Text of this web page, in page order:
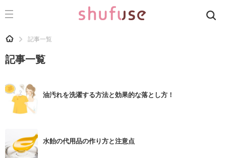
CATEGORY 記事カテゴリ
洗濯
生活の知恵
掃除
HOME 記事一覧
記事一覧
油汚れを洗濯する方法と効果的な落とし方！
水飴の代用品の作り方と注意点